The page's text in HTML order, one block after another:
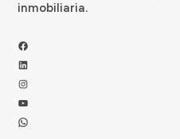
inmobiliaria.
Facebook
LinkedIn
Instagram
YouTube
WhatsApp